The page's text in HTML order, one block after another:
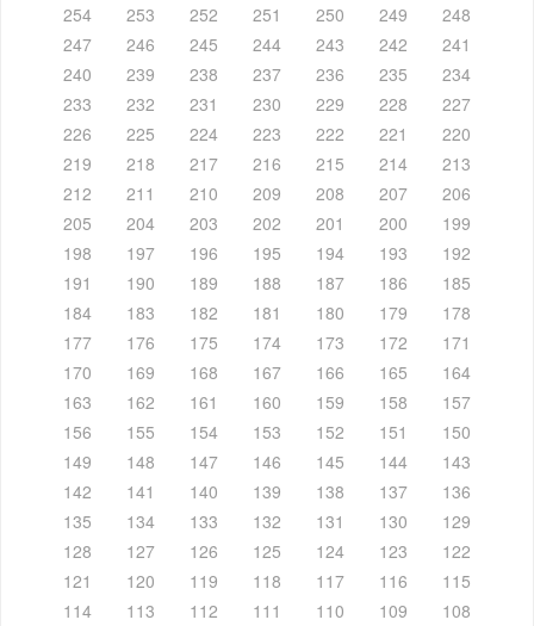
254
253 252 251 250 249
248
247
246 245 244 243 242
241
240
239 238 237 236 235
234
233
232 231 230 229 228
227
226
225 224 223 222 221
220
219
218 217 216 215 214
213
212
211 210 209 208 207
206
205
204 203 202 201 200
199
198
197 196 195 194 193
192
191
190 189 188 187 186
185
184
183 182 181 180 179
178
177
176 175 174 173 172
171
170
169 168 167 166 165
164
163
162 161 160 159 158
157
156
155 154 153 152 151
150
149
148 147 146 145 144
143
142
141 140 139 138 137
136
135
134 133 132 131 130
129
128
127 126 125 124 123
122
121
120 119 118 117 116
115
114
113 112 111 110 109 108